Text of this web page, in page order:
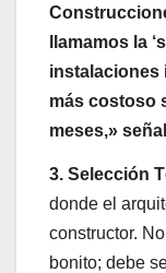
llamamos la
instalaciones
más costoso
meses,»
3. Selección
donde el
constructor.
bonito; debe